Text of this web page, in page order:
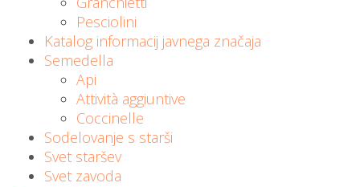
Pesciolini
Katalog informacij javnega značaja
Semedella
Api
Attività aggiuntive
Coccinelle
Sodelovanje s starši
Svet staršev
Svet zavoda